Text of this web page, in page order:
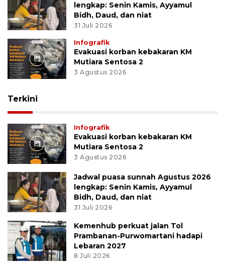
lengkap: Senin Kamis, Ayyamul
Bidh, Daud, dan niat
31 Juli 2026
Infografik
Evakuasi korban kebakaran KM
Mutiara Sentosa 2
3 Agustus 2026
Terkini
Infografik
Evakuasi korban kebakaran KM
Mutiara Sentosa 2
3 Agustus 2026
Jadwal puasa sunnah Agustus 2026
lengkap: Senin Kamis, Ayyamul
Bidh, Daud, dan niat
31 Juli 2026
Kemenhub perkuat jalan Tol
Prambanan-Purwomartani hadapi
Lebaran 2027
8 Juli 2026